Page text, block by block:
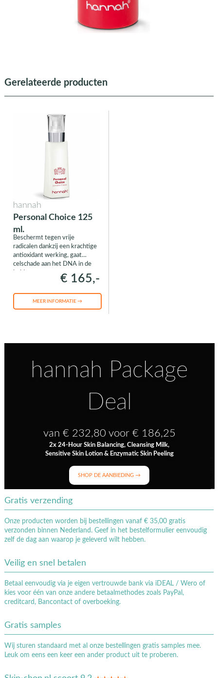
Gerelateerde producten
hannah
Personal Choice 125
ml.
Beschermt tegen vrije
radicalen dankzij een krachtige
antioxidant werking, gaat
celschade aan het DNA in de
€ 165,-
MEER INFORMATIE →
hannah Package
Deal
van € 232,80 voor € 186,25
2x 24-Hour Skin Balancing, Cleansing Milk,
Sensitive Skin Lotion & Enzymatic Skin Peeling
SHOP DE AANBIEDING →
Gratis verzending
Onze producten worden bij bestellingen vanaf € 35,00 gratis
verzonden binnen Nederland. Geef in het bestelformulier eenvoudig
zelf de dag aan waarop je geleverd wilt hebben.
Veilig en snel betalen
Betaal eenvoudig via je eigen vertrouwde bank via iDEAL / Wero of
kies voor één van onze andere betaalmethodes zoals PayPal,
creditcard, Bancontact of overboeking.
Gratis samples
Wij sturen standaard met al onze bestellingen gratis samples mee.
Leuk om eens een keer een ander product uit te proberen.